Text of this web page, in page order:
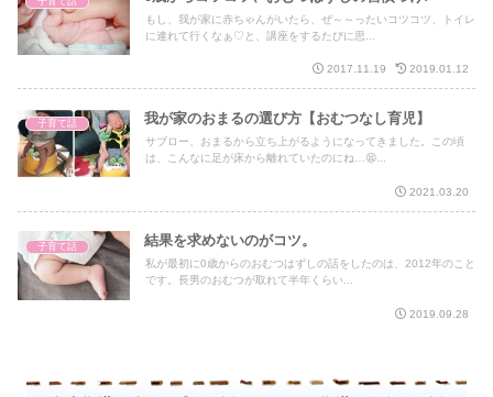
もし、我が家に赤ちゃんがいたら、ぜ～～ったいコツコツ、トイレ
に連れて行くなぁ♡と、講座をするたびに思...
2017.11.19 2019.01.12
子育て話 我が家のおまるの選び方【おむつなし育児】
サブロー、おまるから立ち上がるようになってきました。この頃
は、こんなに足が床から離れていたのにね…😫...
2021.03.20
子育て話 結果を求めないのがコツ。
私が最初に0歳からのおむつはずしの話をしたのは、2012年のこと
です。長男のおむつが取れて半年くらい...
2019.09.28